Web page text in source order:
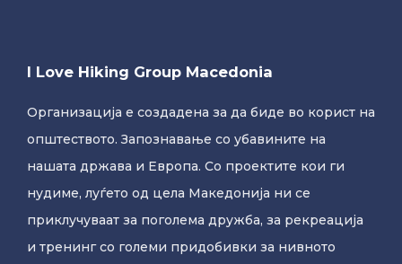
I Love Hiking Group Macedonia
Oрганизација е создадена за да биде во корист на
општеството. Запознавање со убавините на
нашата држава и Европа. Со проектите кои ги
нудиме, луѓето од цела Македонија ни се
приклучуваат за поголема дружба, за рекреација
и тренинг со големи придобивки за нивното